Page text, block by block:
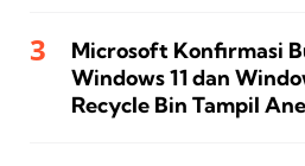
Microsoft Konfirmasi
Windows 11 dan
Recycle Bin Tampil